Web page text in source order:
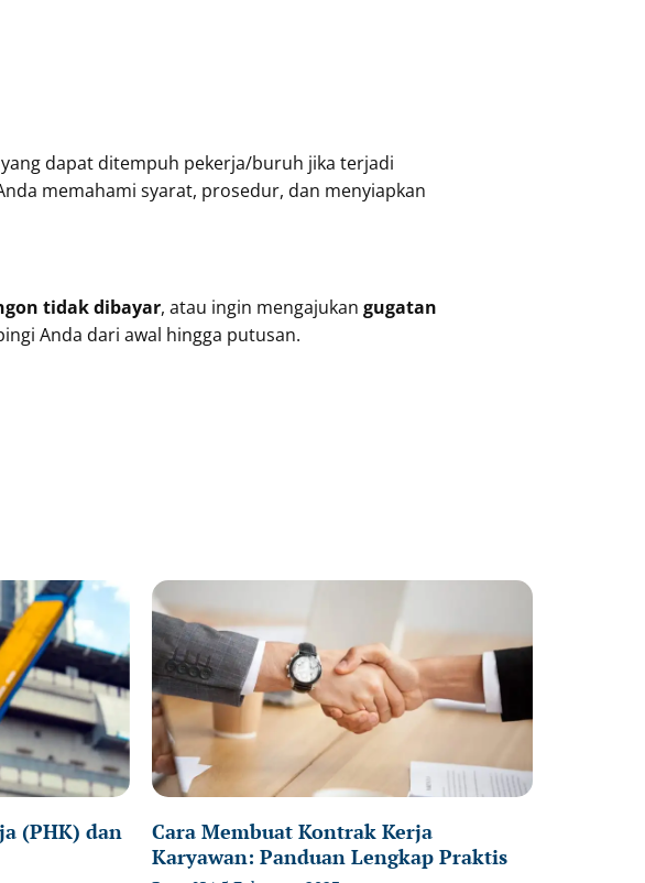
yang dapat ditempuh pekerja/buruh jika terjadi
memahami syarat, prosedur, dan menyiapkan
tidak dibayar, atau ingin mengajukan gugatan
Anda dari awal hingga putusan.
(PHK) dan
Cara Membuat Kontrak Kerja
Karyawan: Panduan Lengkap Praktis
PagePage Page